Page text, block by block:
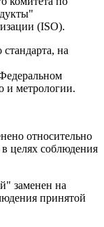
(ISO).
на
и метрологии.
относительно
целях соблюдения
заменен на
принятой